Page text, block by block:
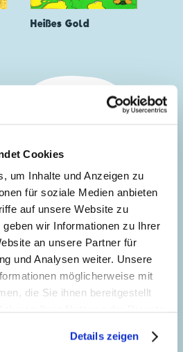
Cookies
um Inhalte und Anzeigen zu
für soziale Medien anbieten
auf unsere Website zu
wir Informationen zu Ihrer
an unsere Partner für
und Analysen weiter. Unsere
möglicherweise mit
die Sie ihnen bereitgestellt
jederzeit in der
Details zeigen
Heißes Gold